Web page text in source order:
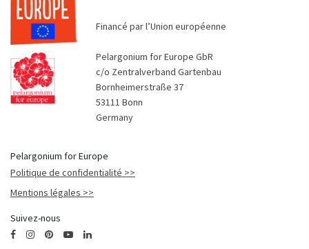
Financé par l’Union européenne
Pelargonium for Europe GbR
c/o Zentralverband Gartenbau
Bornheimerstraße 37
53111 Bonn
Germany
Pelargonium for Europe
Politique de confidentialité
Mentions légales
Suivez-nous